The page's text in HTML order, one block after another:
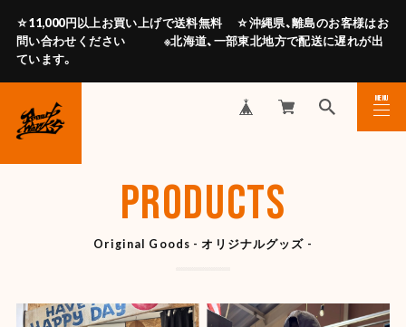
☆11,000円以上お買い上げで送料無料 ☆沖縄県、離島のお客様はお
問い合わせください ※北海道、一部東北地方で配送に遅れが出
ています。
MENU
CLOSE
PRODUCTS
Original Goods - オリジナルグッズ -